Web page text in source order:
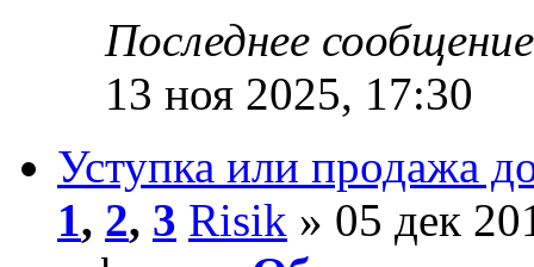
Последнее
13 ноя 2025, 17:30
Уступка или продажа
1, 2, 3 Risik » 05 дек